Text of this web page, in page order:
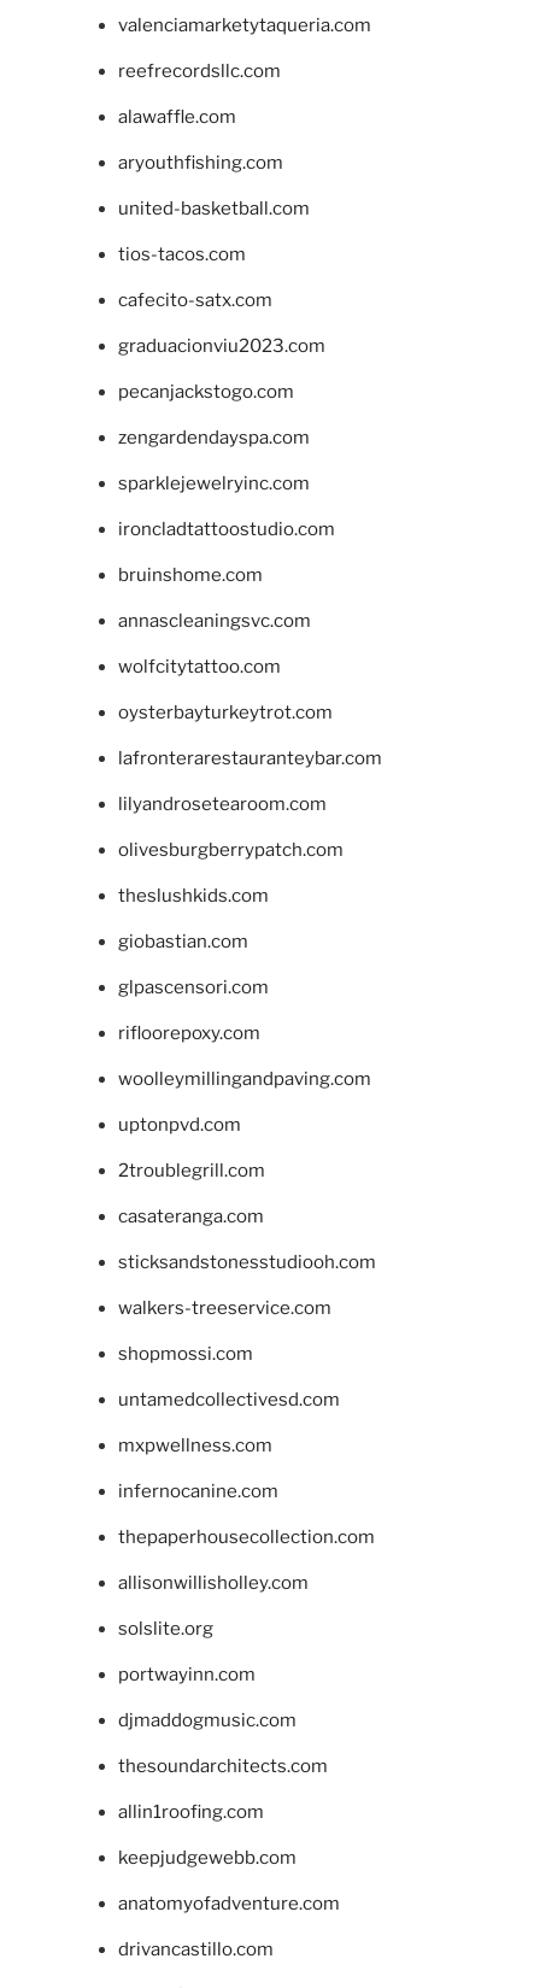
valenciamarketytaqueria.com
reefrecordsllc.com
alawaffle.com
aryouthfishing.com
united-basketball.com
tios-tacos.com
cafecito-satx.com
graduacionviu2023.com
pecanjackstogo.com
zengardendayspa.com
sparklejewelryinc.com
ironcladtattoostudio.com
bruinshome.com
annascleaningsvc.com
wolfcitytattoo.com
oysterbayturkeytrot.com
lafronterarestauranteybar.com
lilyandrosetearoom.com
olivesburgberrypatch.com
theslushkids.com
giobastian.com
glpascensori.com
rifloorepoxy.com
woolleymillingandpaving.com
uptonpvd.com
2troublegrill.com
casateranga.com
sticksandstonesstudiooh.com
walkers-treeservice.com
shopmossi.com
untamedcollectivesd.com
mxpwellness.com
infernocanine.com
thepaperhousecollection.com
allisonwillisholley.com
solslite.org
portwayinn.com
djmaddogmusic.com
thesoundarchitects.com
allin1roofing.com
keepjudgewebb.com
anatomyofadventure.com
drivancastillo.com